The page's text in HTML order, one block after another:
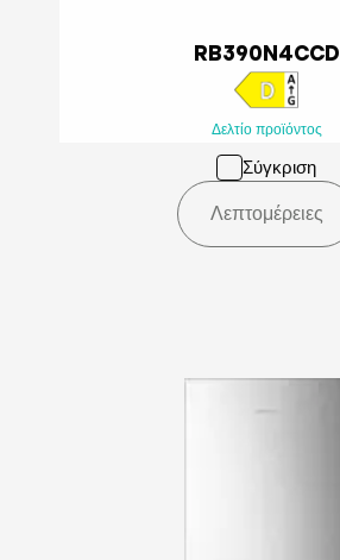
RB390N4CCD
Δελτίο προϊόντος
Σύγκριση
Λεπτομέρειες